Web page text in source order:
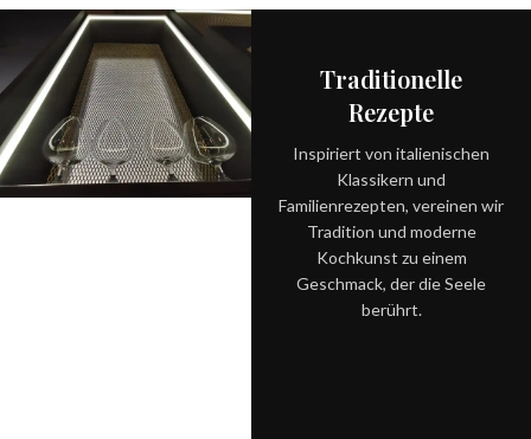
Traditionelle
Rezepte
Inspiriert von italienischen
Klassikern und
Familienrezepten, vereinen wir
Tradition und moderne
Kochkunst zu einem
Geschmack, der die Seele
berührt.